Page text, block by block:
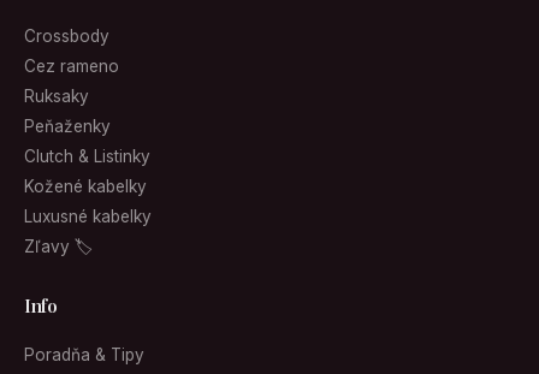
Crossbody
Cez rameno
Ruksaky
Peňaženky
Clutch & Listinky
Kožené kabelky
Luxusné kabelky
Zľavy 🏷
Info
Poradňa & Tipy